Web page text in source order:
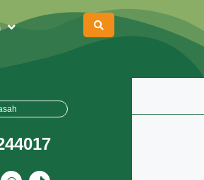
MTsN 44 Jakarta Timur |